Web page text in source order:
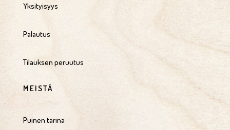
Yksityisyys
Palautus
Tilauksen peruutus
MEISTÄ
Puinen tarina